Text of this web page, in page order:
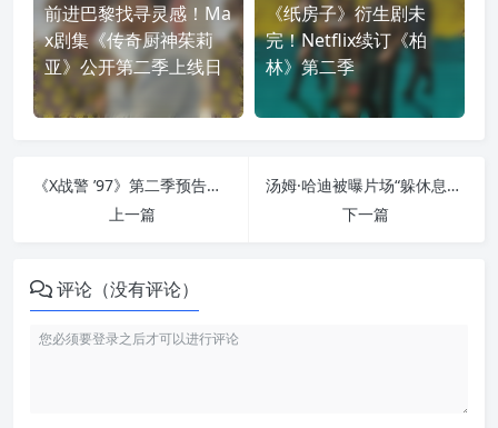
前进巴黎找寻灵感！Ma
x剧集《传奇厨神茱莉
亚》公开第二季上线日
《纸房子》衍生剧未
完！Netflix续订《柏
林》第二季
《X战警 ’97》第二季预告：金刚狼失去艾德曼合金后，为何还能惊喜现身？
上一篇
汤姆·哈迪被曝片场“躲休息室”罢工：让海伦·米伦、皮尔斯·布鲁斯南干等，恐自毁事业
下一篇
评论（没有评论）